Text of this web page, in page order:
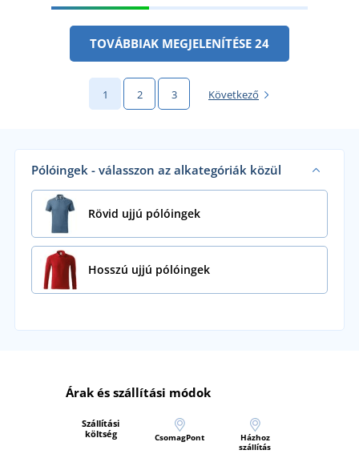
TOVÁBBIAK MEGJELENÍTÉSE 24
1 2 3 Következő
Pólóingek - válasszon az alkategóriák közül
Rövid ujjú pólóingek
Hosszú ujjú pólóingek
Árak és szállítási módok
Szállítási
költség
CsomagPont
Házhoz
szállítás